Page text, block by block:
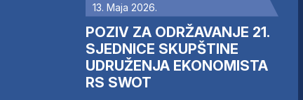
13. Maja 2026.
POZIV ZA ODRŽAVANJE 21.
SJEDNICE SKUPŠTINE
UDRUŽENJA EKONOMISTA
RS SWOT